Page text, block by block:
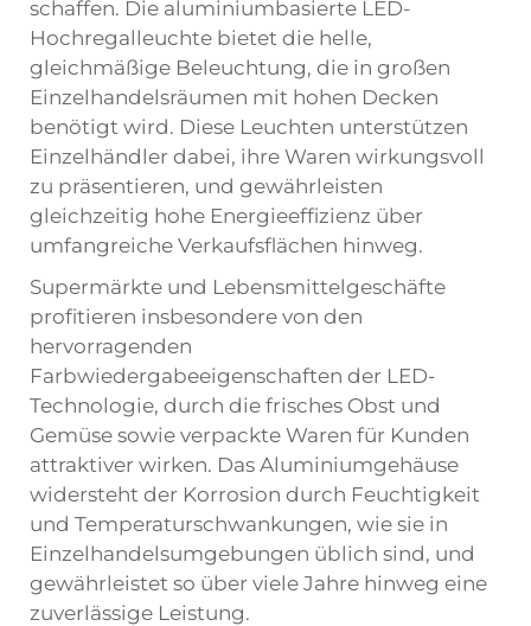
schaffen. Die aluminiumbasierte LED-
Hochregalleuchte bietet die helle,
gleichmäßige Beleuchtung, die in großen
Einzelhandelsräumen mit hohen Decken
benötigt wird. Diese Leuchten unterstützen
Einzelhändler dabei, ihre Waren wirkungsvoll
zu präsentieren, und gewährleisten
gleichzeitig hohe Energieeffizienz über
umfangreiche Verkaufsflächen hinweg.
Supermärkte und Lebensmittelgeschäfte
profitieren insbesondere von den
hervorragenden
Farbwiedergabeeigenschaften der LED-
Technologie, durch die frisches Obst und
Gemüse sowie verpackte Waren für Kunden
attraktiver wirken. Das Aluminiumgehäuse
widersteht der Korrosion durch Feuchtigkeit
und Temperaturschwankungen, wie sie in
Einzelhandelsumgebungen üblich sind, und
gewährleistet so über viele Jahre hinweg eine
zuverlässige Leistung.